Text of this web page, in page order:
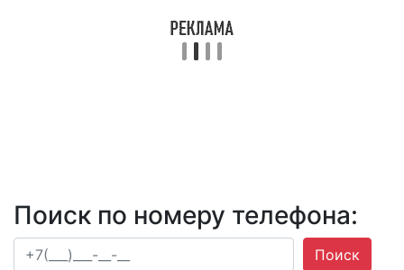
Поиск по номеру телефона:
Поиск